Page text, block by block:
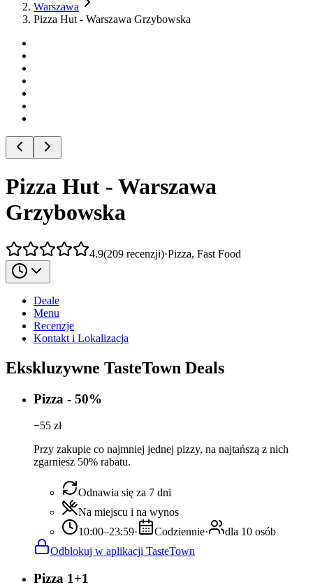
Warszawa
Pizza Hut - Warszawa Grzybowska
Pizza Hut - Warszawa
Grzybowska
4.9(209 recenzji)·Pizza, Fast Food
Deale
Menu
Recenzje
Kontakt i Lokalizacja
Ekskluzywne TasteTown Deals
Pizza - 50%
−55 zł
Przy zakupie co najmniej jednej pizzy, na najtańszą z nich
zgarniesz 50% rabatu.
Odnawia się za 7 dni
Na miejscu i na wynos
10:00–23:59· Codziennie·
dla 10 osób
Odblokuj w aplikacji TasteTown
Pizza 1+1